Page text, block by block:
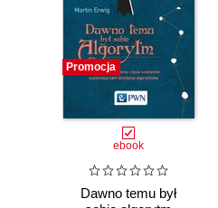
Promocja
ebook
Dawno temu był